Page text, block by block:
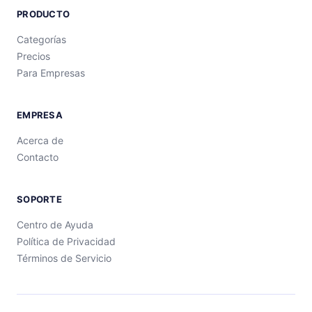
PRODUCTO
Categorías
Precios
Para Empresas
EMPRESA
Acerca de
Contacto
SOPORTE
Centro de Ayuda
Política de Privacidad
Términos de Servicio